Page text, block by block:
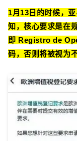
1月13日的时候，
知，核心要求是在
即 Registro de
码，否则将被视为